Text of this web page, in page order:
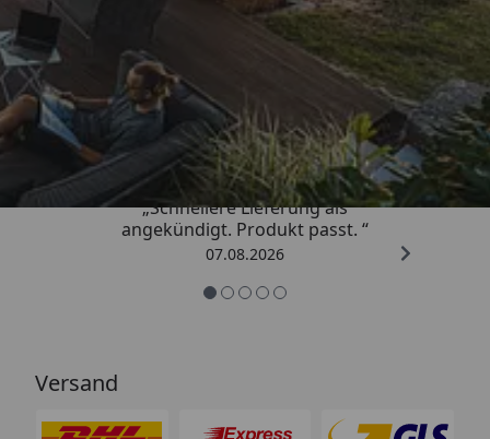
Trusted Shops
4,81/ 5
„Schnellere Lieferung als
angekündigt. Produkt passt. “
07.08.2026
Versand